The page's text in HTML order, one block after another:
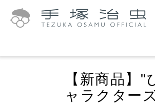
【新商品】
ャラクター